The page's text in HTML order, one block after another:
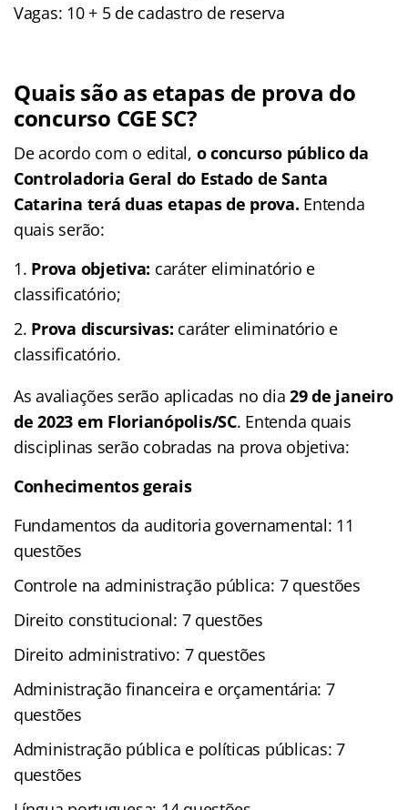
Vagas: 10 + 5 de cadastro de reserva
Quais são as etapas de prova do
concurso CGE SC?
De acordo com o edital, o concurso público da
Controladoria Geral do Estado de Santa
Catarina terá duas etapas de prova. Entenda
quais serão:
Prova objetiva: caráter eliminatório e
classificatório;
Prova discursivas: caráter eliminatório e
classificatório.
As avaliações serão aplicadas no dia29 de janeiro
de 2023 em Florianópolis/SC. Entenda quais
disciplinas serão cobradas na prova objetiva:
Conhecimentos gerais
Fundamentos da auditoria governamental: 11
questões
Controle na administração pública: 7 questões
Direito constitucional: 7 questões
Direito administrativo: 7 questões
Administração financeira e orçamentária: 7
questões
Administração pública e políticas públicas: 7
questões